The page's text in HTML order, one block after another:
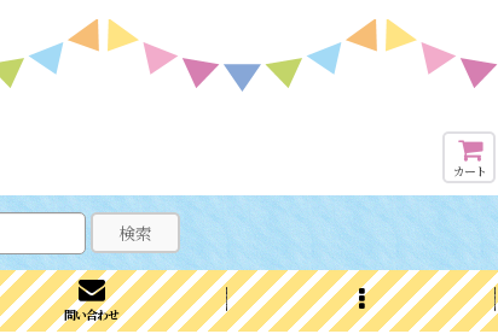
カート
検索
問い合わせ